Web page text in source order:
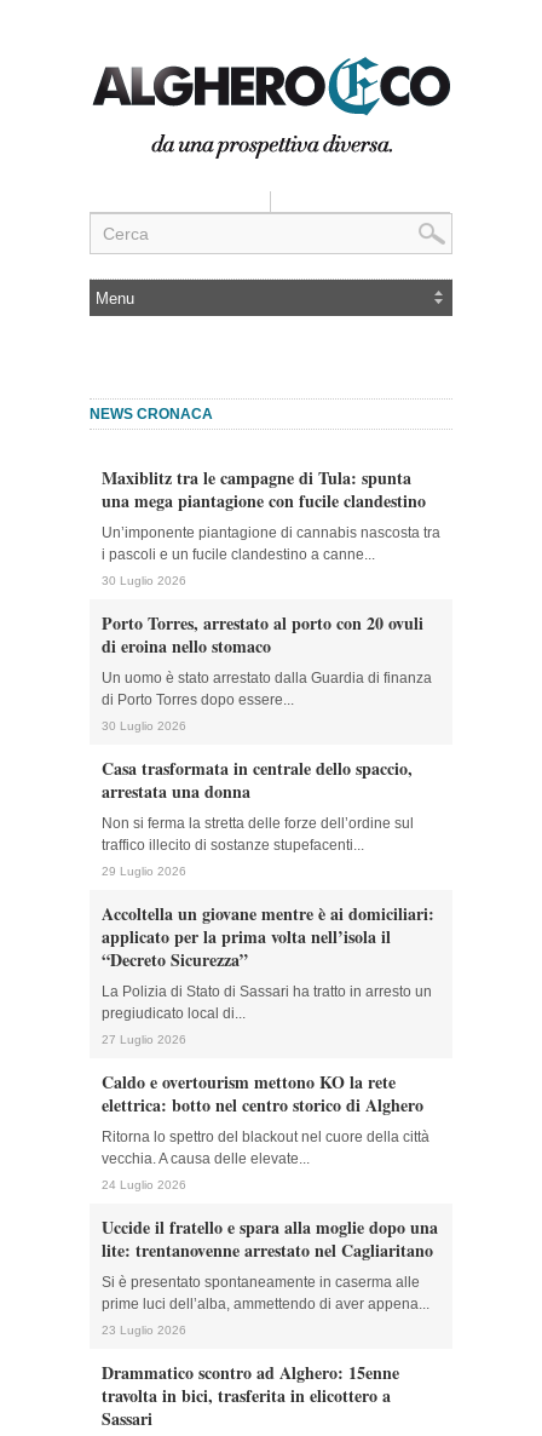
NEWS CRONACA
Maxiblitz tra le campagne di Tula: spunta
una mega piantagione con fucile clandestino
Un’imponente piantagione di cannabis nascosta tra
i pascoli e un fucile clandestino a canne...
30 Luglio 2026
Porto Torres, arrestato al porto con 20 ovuli
di eroina nello stomaco
Un uomo è stato arrestato dalla Guardia di finanza
di Porto Torres dopo essere...
30 Luglio 2026
Casa trasformata in centrale dello spaccio,
arrestata una donna
Non si ferma la stretta delle forze dell’ordine sul
traffico illecito di sostanze stupefacenti...
29 Luglio 2026
Accoltella un giovane mentre è ai domiciliari:
applicato per la prima volta nell’isola il
“Decreto Sicurezza”
La Polizia di Stato di Sassari ha tratto in arresto un
pregiudicato local di...
27 Luglio 2026
Caldo e overtourism mettono KO la rete
elettrica: botto nel centro storico di Alghero
Ritorna lo spettro del blackout nel cuore della città
vecchia. A causa delle elevate...
24 Luglio 2026
Uccide il fratello e spara alla moglie dopo una
lite: trentanovenne arrestato nel Cagliaritano
Si è presentato spontaneamente in caserma alle
prime luci dell’alba, ammettendo di aver appena...
23 Luglio 2026
Drammatico scontro ad Alghero: 15enne
travolta in bici, trasferita in elicottero a
Sassari